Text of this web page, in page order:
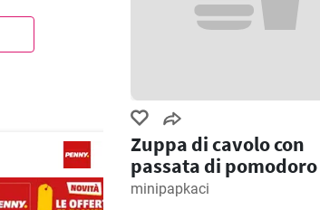
Zuppa di cavolo con
passata di pomodoro
minipapkaci